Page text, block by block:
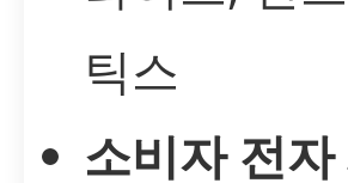
틱스
소비자 전